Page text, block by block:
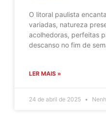
O litoral paulista
variadas, natureza
acolhedoras, perfeitas
descanso no fim de
LER MAIS »
24 de abril de 2025